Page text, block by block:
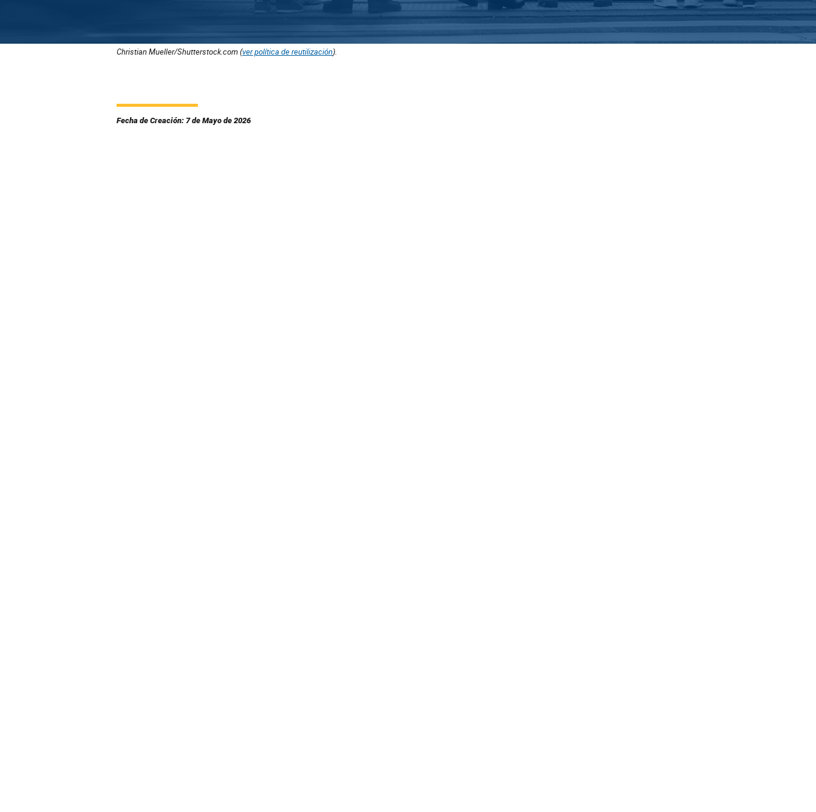
Christian Mueller/Shutterstock.com (ver política de reutilización).
Fecha de Creación: 7 de Mayo de 2026